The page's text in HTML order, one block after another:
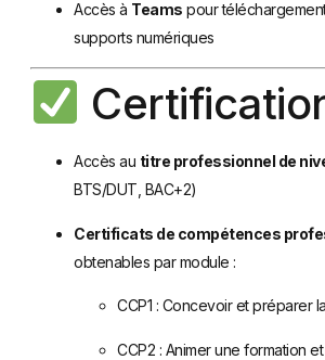
Accès à Teams pour
supports numériques
Accès au titre professionnel de
BTS/DUT, BAC+2)
Certificats de compétences
obtenables par module :
CCP1 : Concevoir et préparer
CCP2 : Animer une formation